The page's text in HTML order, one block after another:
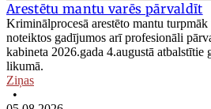
Arestētu mantu varēs pārvaldīt
Kriminālprocesā arestēto mantu
noteiktos gadījumos arī profesionāli
kabineta 2026.gada 4.augustā
likumā.
Ziņas
•